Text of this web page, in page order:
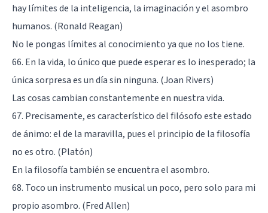
hay límites de la inteligencia, la imaginación y el asombro
humanos. (Ronald Reagan)
No le pongas límites al conocimiento ya que no los tiene.
66. En la vida, lo único que puede esperar es lo inesperado; la
única sorpresa es un día sin ninguna. (Joan Rivers)
Las cosas cambian constantemente en nuestra vida.
67. Precisamente, es característico del filósofo este estado
de ánimo: el de la maravilla, pues el principio de la filosofía
no es otro. (Platón)
En la filosofía también se encuentra el asombro.
68. Toco un instrumento musical un poco, pero solo para mi
propio asombro. (Fred Allen)